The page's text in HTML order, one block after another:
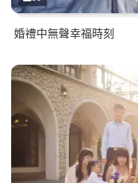
婚禮中無聲幸福時刻